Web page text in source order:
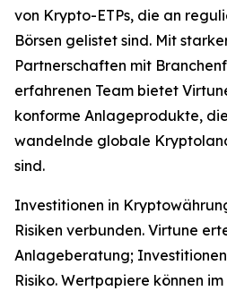
von Krypto-ETPs, die an
Börsen gelistet sind. Mit
Partnerschaften mit
erfahrenen Team bietet
konforme Anlageprodukte,
wandelnde globale
sind.
Investitionen in
Risiken verbunden. Virtune
Anlageberatung;
Risiko. Wertpapiere können